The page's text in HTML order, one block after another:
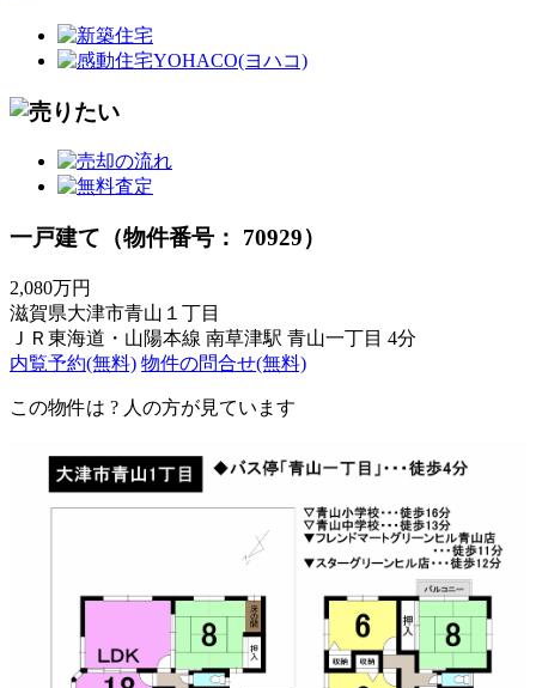
一戸建て（物件番号： 70929）
2,080万円
滋賀県大津市青山１丁目
ＪＲ東海道・山陽本線 南草津駅 青山一丁目 4分
内覧予約(無料) 物件の問合せ(無料)
この物件は ? 人の方が見ています